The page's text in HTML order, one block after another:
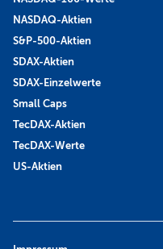
NASDAQ-Aktien
S&P-500-Aktien
SDAX-Aktien
SDAX-Einzelwerte
Small Caps
TecDAX-Aktien
TecDAX-Werte
US-Aktien